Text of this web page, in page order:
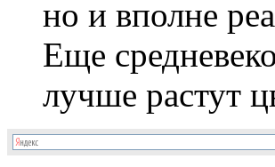
но и вполне
Еще
лучше растут